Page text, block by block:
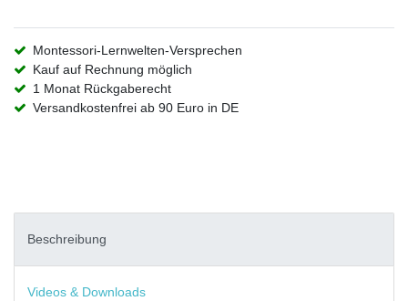
Montessori-Lernwelten-Versprechen
Kauf auf Rechnung möglich
1 Monat Rückgaberecht
Versandkostenfrei ab 90 Euro in DE
Beschreibung
Videos & Downloads